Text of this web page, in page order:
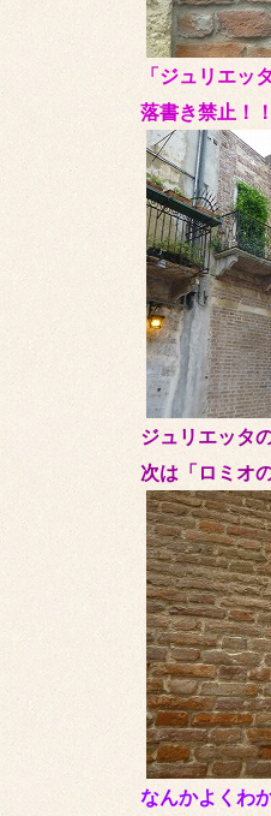
「ジュリエッ
落書き禁止！
ジュリエッタ
次は「ロミオ
なんかよくわ